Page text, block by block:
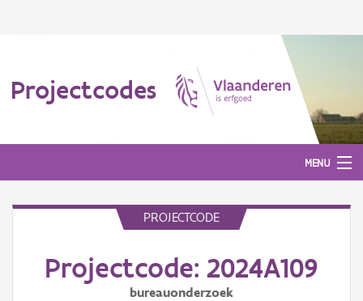
Projectcodes
MENU
PROJECTCODE
Projectcode: 2024A109
bureauonderzoek